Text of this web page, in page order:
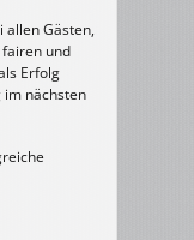
allen Gästen,
und
Erfolg
im nächsten